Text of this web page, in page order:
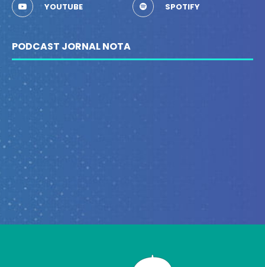
YOUTUBE SPOTIFY
PODCAST JORNAL NOTA